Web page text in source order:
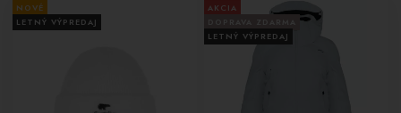
NOVÉ
LETNÝ VÝPREDAJ
AKCIA
LETNÝ VÝPREDAJ